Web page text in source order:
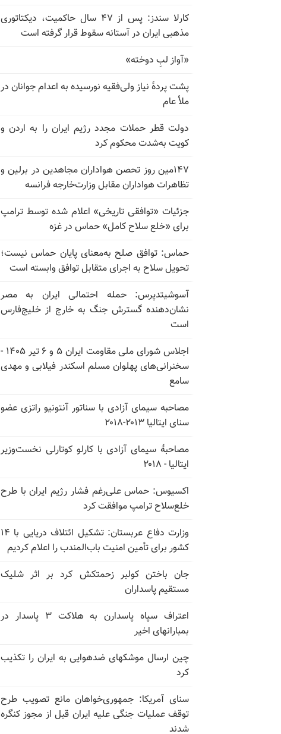
کارلا سندز: پس از ۴۷ سال حاکمیت، دیکتاتوری
مذهبی ایران در آستانه سقوط قرار گرفته است
«آواز لبِ دوخته»
پشت پرده‌ٔ نیاز ولی‌فقیه نورسیده به اعدام جوانان در
ملأ عام
دولت قطر حملات مجدد رژیم ایران را به اردن و
کویت به‌شدت محکوم کرد
۱۴۷مین روز تحصن هواداران مجاهدین در برلین و
تظاهرات هواداران مقابل وزارت‌خارجه فرانسه
جزئیات «توافقی تاریخی» اعلام شده توسط ترامپ
برای «خلع سلاح کامل» حماس در غزه
حماس: توافق صلح به‌معنای پایان حماس نیست؛
تحویل سلاح به اجرای متقابل توافق وابسته است
آسوشیتدپرس: حمله احتمالی ایران به مصر
نشان‌دهنده گسترش جنگ به خارج از خلیج‌فارس
است
اجلاس شورای ملی مقاومت ایران ۵ و ۶ تیر ۱۴۰۵ -
سخنرانی‌های پهلوان مسلم اسکندر فیلابی و مهدی
سامع
مصاحبه سیمای آزادی با سناتور آنتونیو راتزی عضو
سنای ایتالیا ۲۰۱۳-۲۰۱۸
مصاحبهٔ سیمای آزادی با کارلو کوتارلی نخست‌وزیر
ایتالیا - ۲۰۱۸
اکسیوس: حماس علی‌رغم فشار رژیم ایران با طرح
خلع‌سلاح ترامپ موافقت کرد
وزارت دفاع عربستان: تشکیل ائتلاف دریایی با ۱۴
کشور برای تأمین امنیت باب‌المندب را اعلام کردیم
جان باختن کولبر زحمتکش کرد بر اثر شلیک
مستقیم پاسداران
اعتراف سپاه پاسدارن به هلاکت ۳ پاسدار در
بمبارانهای اخیر
چین ارسال موشکهای ضدهوایی به ایران را تکذیب
کرد
سنای آمریکا: جمهوری‌خواهان مانع تصویب طرح
توقف عملیات جنگی علیه ایران قبل از مجوز کنگره
شدند